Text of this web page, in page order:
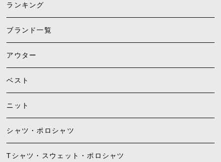
ランキング
ブランド一覧
アウター
ベスト
ニット
シャツ・ポロシャツ
Tシャツ・スウェット・ポロシャツ